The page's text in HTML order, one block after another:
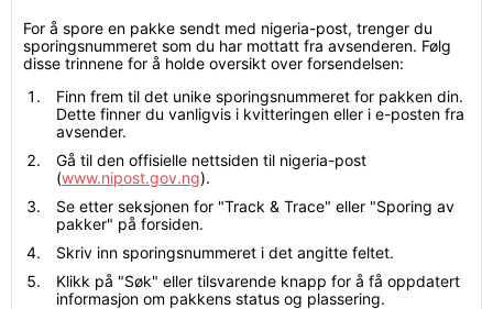
For å spore en pakke sendt med nigeria-post, trenger du
sporingsnummeret som du har mottatt fra avsenderen. Følg
disse trinnene for å holde oversikt over forsendelsen:
Finn frem til det unike sporingsnummeret for pakken din.
Dette finner du vanligvis i kvitteringen eller i e-posten fra
avsender.
Gå til den offisielle nettsiden til nigeria-post
(www.nipost.gov.ng).
Se etter seksjonen for "Track & Trace" eller "Sporing av
pakker" på forsiden.
Skriv inn sporingsnummeret i det angitte feltet.
Klikk på "Søk" eller tilsvarende knapp for å få oppdatert
informasjon om pakkens status og plassering.